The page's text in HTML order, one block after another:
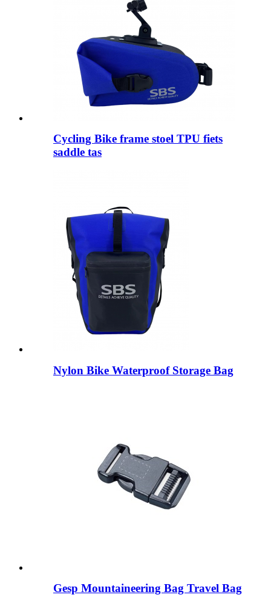
Cycling Bike frame stoel TPU fiets
saddle tas
Nylon Bike Waterproof Storage Bag
Gesp Mountaineering Bag Travel Bag